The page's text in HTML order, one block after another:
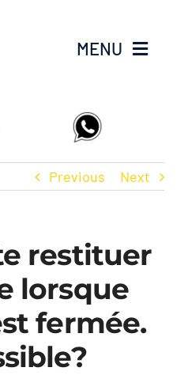
MENU
Previous Next
restituer
lorsque
fermée.